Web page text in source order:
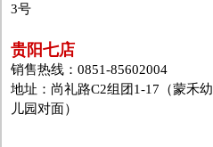
3号
贵阳七店
销售热线：0851-85602004
地址：尚礼路C2组团1-17（蒙禾幼
儿园对面）